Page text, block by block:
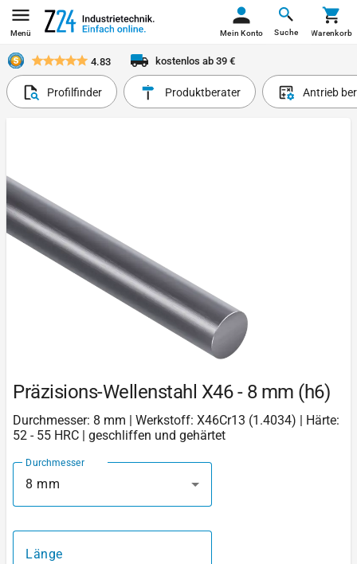
Menü Suche
Mein Konto Warenkorb
4.83 kostenlos ab 39 €
Profilfinder Produktberater Antrieb
Präzisions-Wellenstahl X46 - 8 mm (h6)
Durchmesser: 8 mm | Werkstoff: X46Cr13 (1.4034) | Härte:
52 - 55 HRC | geschliffen und gehärtet
Durchmesser
8 mm
Länge